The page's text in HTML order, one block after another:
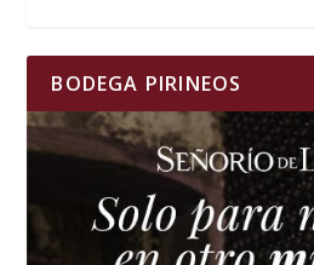
BODEGA PIRINEOS